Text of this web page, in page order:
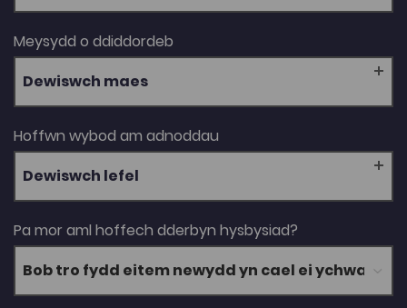
Meysydd o ddiddordeb
Dewiswch maes
Hoffwn wybod am adnoddau
Dewiswch lefel
Pa mor aml hoffech dderbyn hysbysiad?